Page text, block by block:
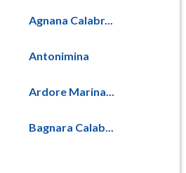
Agnana Calabr...
Antonimina
Ardore Marina...
Bagnara Calab...